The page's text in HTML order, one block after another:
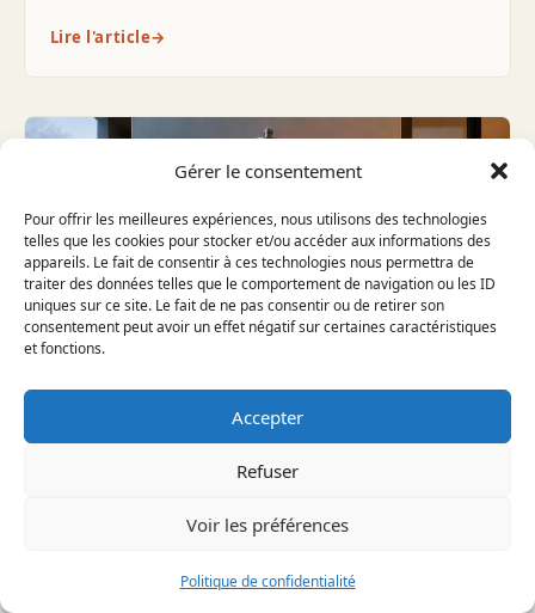
Gérer le consentement
Pour offrir les meilleures expériences, nous utilisons des technologies
telles que les cookies pour stocker et/ou accéder aux informations des
appareils. Le fait de consentir à ces technologies nous permettra de
traiter des données telles que le comportement de navigation ou les ID
uniques sur ce site. Le fait de ne pas consentir ou de retirer son
consentement peut avoir un effet négatif sur certaines caractéristiques
et fonctions.
Accepter
Refuser
Voir les préférences
Politique de confidentialité
Lire l'article→
LA MESURE DE PERFORMANCE
Symptôme fréquent chez les ménages qui changent